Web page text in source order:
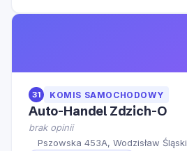
31 KOMIS SAMOCHODOWY
Auto-Handel Zdzich-O
brak opinii
Pszowska 453A, Wodzisław Śląski